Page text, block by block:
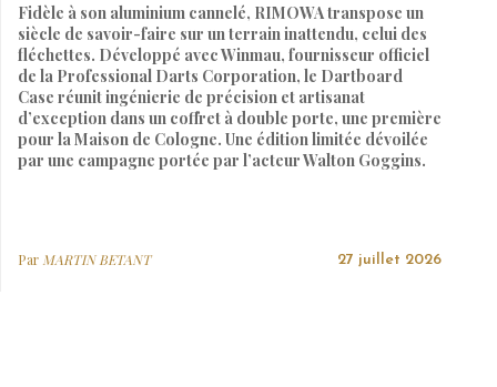
Fidèle à son aluminium cannelé, RIMOWA transpose un
siècle de savoir-faire sur un terrain inattendu, celui des
fléchettes. Développé avec Winmau, fournisseur officiel
de la Professional Darts Corporation, le Dartboard
Case réunit ingénierie de précision et artisanat
d’exception dans un coffret à double porte, une première
pour la Maison de Cologne. Une édition limitée dévoilée
par une campagne portée par l’acteur Walton Goggins.
Par MARTIN BETANT 27 juillet 2026